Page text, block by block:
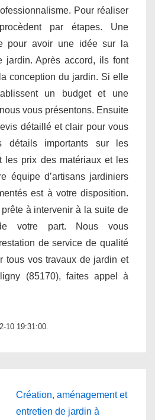
Pour réaliser
par étapes. Une
pour avoir une idée sur la
jardin. Après accord, ils font
conception du jardin. Si elle
un budget et une
vous présentons. Ensuite
détaillé et clair pour vous
détails importants sur les
les prix des matériaux et les
équipe d’artisans jardiniers
est à votre disposition.
à intervenir à la suite de
votre part. Nous vous
de service de qualité
tous vos travaux de jardin et
(85170), faites appel à
10 19:31:00.
Next
Post
Création, aménagement et
entretien de jardin à